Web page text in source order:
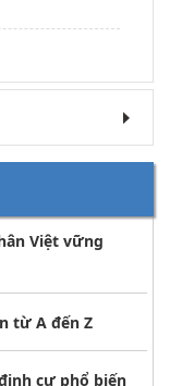
Việt vững
từ A đến Z
cư phổ biến